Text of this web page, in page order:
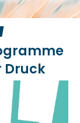
Druck